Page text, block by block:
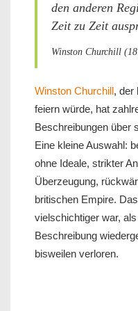
den anderen
Zeit zu Zeit
Winston Churchill
Winston Churchill, der
feiern würde, hat
Beschreibungen über
Eine kleine Auswahl:
ohne Ideale, strikter
Überzeugung,
britischen Empire.
vielschichtiger war,
Beschreibung
bisweilen verloren.